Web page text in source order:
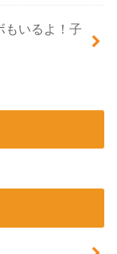
もいるよ！子